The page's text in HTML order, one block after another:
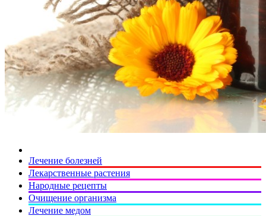
Лечение болезней
Лекарственные растения
Народные рецепты
Очищение организма
Лечение медом